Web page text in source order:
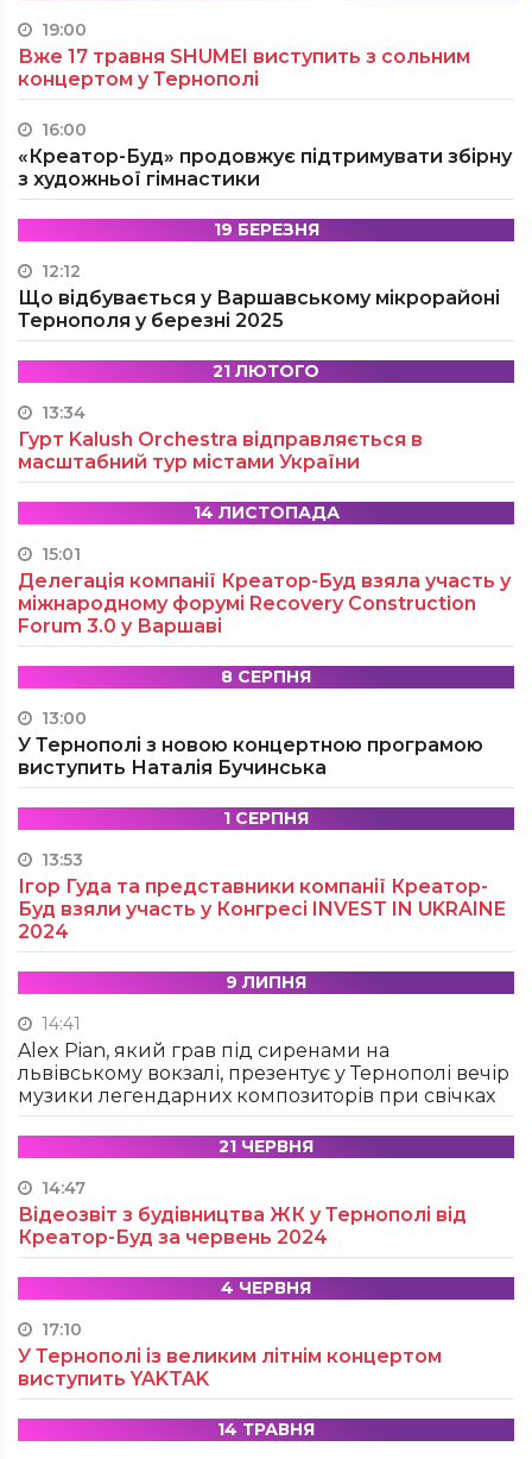
19:00
Вже 17 травня SHUMEI виступить з сольним
концертом у Тернополі
16:00
«Креатор-Буд» продовжує підтримувати збірну
з художньої гімнастики
19 БЕРЕЗНЯ
12:12
Що відбувається у Варшавському мікрорайоні
Тернополя у березні 2025
21 ЛЮТОГО
13:34
Гурт Kalush Orchestra відправляється в
масштабний тур містами України
14 ЛИСТОПАДА
15:01
Делегація компанії Креатор-Буд взяла участь у
міжнародному форумі Recovery Construction
Forum 3.0 у Варшаві
8 СЕРПНЯ
13:00
У Тернополі з новою концертною програмою
виступить Наталія Бучинська
1 СЕРПНЯ
13:53
Ігор Гуда та представники компанії Креатор-
Буд взяли участь у Конгресі INVEST IN UKRAINE
2024
9 ЛИПНЯ
14:41
Alex Pian, який грав під сиренами на
львівському вокзалі, презентує у Тернополі вечір
музики легендарних композиторів при свічках
21 ЧЕРВНЯ
14:47
Відеозвіт з будівництва ЖК у Тернополі від
Креатор-Буд за червень 2024
4 ЧЕРВНЯ
17:10
У Тернополі із великим літнім концертом
виступить YAKTAK
14 ТРАВНЯ